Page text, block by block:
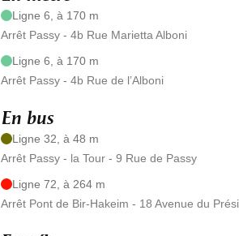
Ligne 6, à 170 m
Arrêt Passy - 4b Rue Marietta Alboni
Ligne 6, à 170 m
Arrêt Passy - 4b Rue de l’Alboni
En bus
Ligne 32, à 48 m
Arrêt Passy - la Tour - 9 Rue de Passy
Ligne 72, à 264 m
Arrêt Pont de Bir-Hakeim - 18 Avenue du